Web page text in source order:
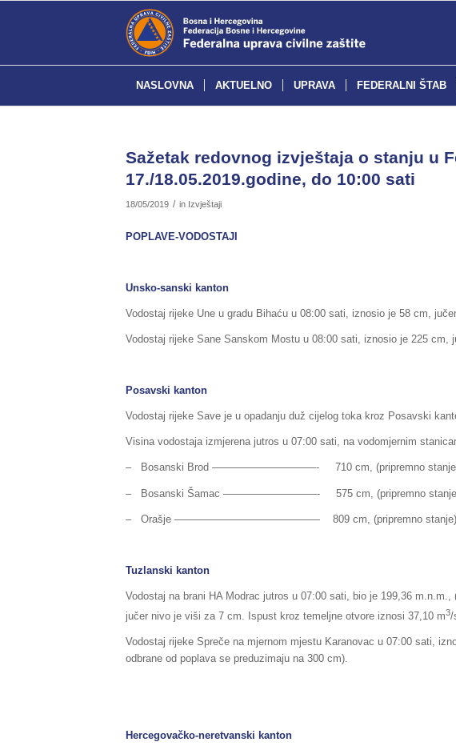
NASLOVNA AKTUELNO UPRAVA FEDERALNI ŠTAB
Sažetak redovnog izvještaja o stanju u
17./18.05.2019.godine, do 10:00 sati
18/05/2019 / in Izvještaji
POPLAVE-VODOSTAJI
Unsko-sanski kanton
Vodostaj rijeke Une u gradu Bihaću u 08:00 sati, iznosio je 58 cm,
Vodostaj rijeke Sane Sanskom Mostu u 08:00 sati, iznosio je 225 cm,
Posavski kanton
Vodostaj rijeke Save je u opadanju duž cijelog toka kroz Posavski
Visina vodostaja izmjerena jutros u 07:00 sati, na vodomjernim
– Bosanski Brod —————­­­­­­­—————- 710 cm, (pripremno stanje),
– Bosanski Šamac —————————- 575 cm, (pripremno stanje),
– Orašje —————————————— 809 cm, (pripremno stanje),
Tuzlanski kanton
Vodostaj na brani HA Modrac jutros u 07:00 sati, bio je 199,36
jučer nivo je viši za 7 cm. Ispust kroz temeljne otvore iznosi 37,10 m3/
Vodostaj rijeke Spreče na mjernom mjestu Karanovac u 07:00 sati,
odbrane od poplava se preduzimaju na 300 cm).
Hercegovačko-neretvanski kanton